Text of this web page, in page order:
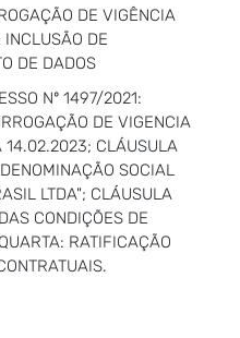
DE VIGÊNCIA
DE
DE DADOS
Nº 1497/2021:
DE VIGENCIA
14.02.2023; CLÁUSULA
SOCIAL
LTDA"; CLÁUSULA
CONDIÇÕES DE
RATIFICAÇÃO